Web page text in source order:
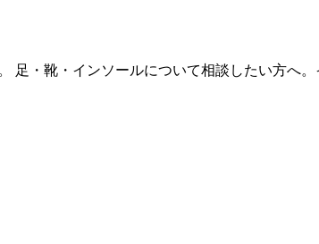
足・靴・インソールについて相談したい方へ